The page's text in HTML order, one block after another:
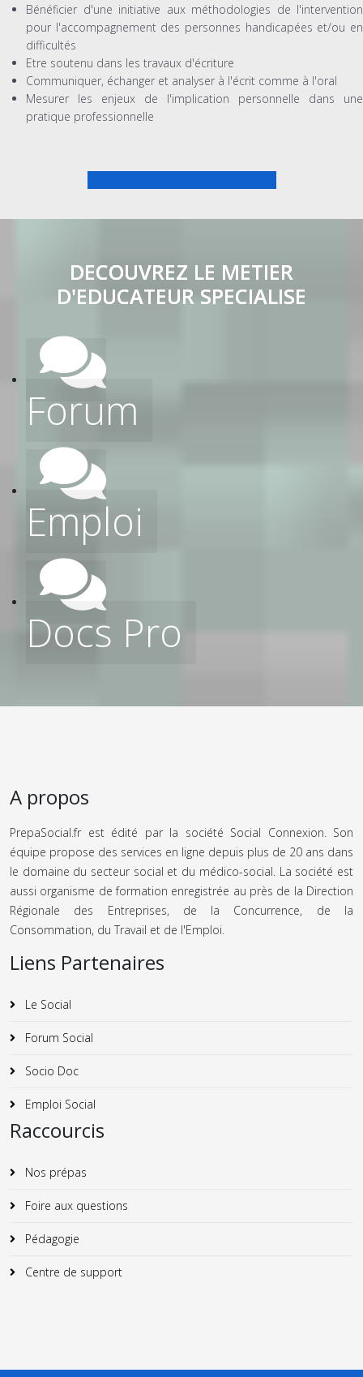
Bénéficier d'une initiative aux méthodologies de l'intervention
pour l'accompagnement des personnes handicapées et/ou en
difficultés
Etre soutenu dans les travaux d'écriture
Communiquer, échanger et analyser à l'écrit comme à l'oral
Mesurer les enjeux de l'implication personnelle dans une
pratique professionnelle
DECOUVREZ LE METIER
D'EDUCATEUR SPECIALISE
Forum
Emploi
Docs Pro
A propos
PrepaSocial.fr est édité par la société Social Connexion. Son
équipe propose des services en ligne depuis plus de 20 ans dans
le domaine du secteur social et du médico-social. La société est
aussi organisme de formation enregistrée au près de la Direction
Régionale des Entreprises, de la Concurrence, de la
Consommation, du Travail et de l'Emploi.
Liens Partenaires
Le Social
Forum Social
Socio Doc
Emploi Social
Raccourcis
Nos prépas
Foire aux questions
Pédagogie
Centre de support